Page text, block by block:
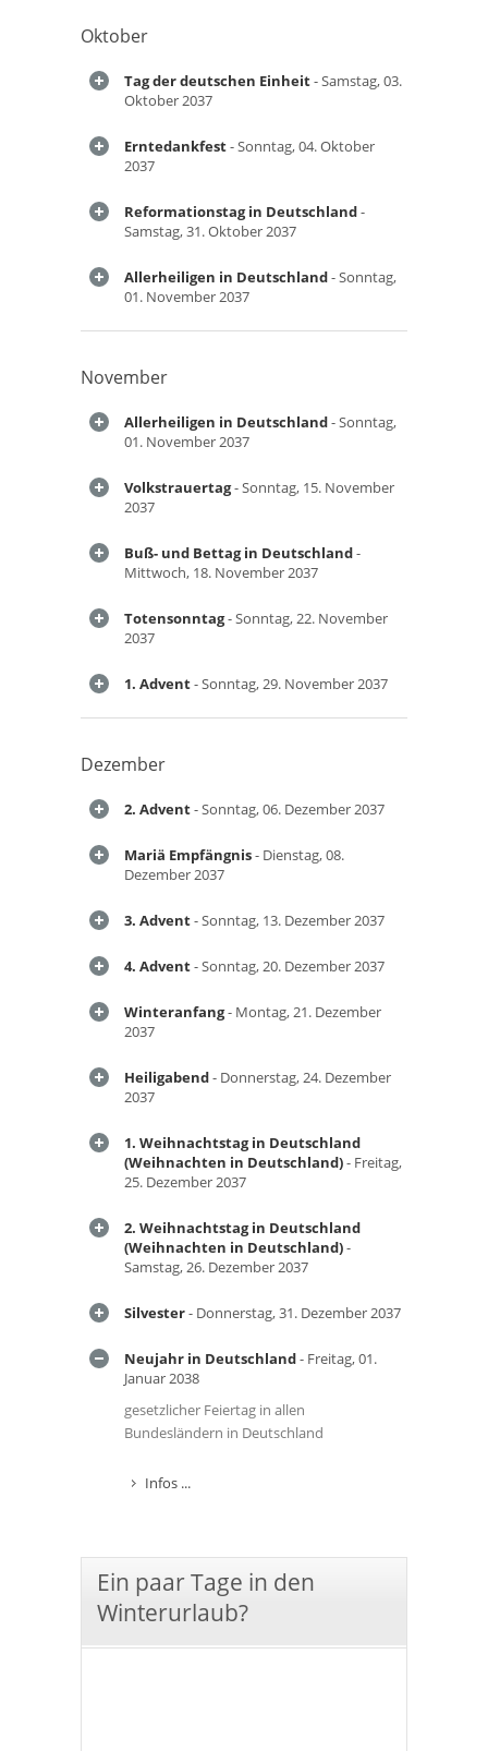
Oktober
Tag der deutschen Einheit- Samstag, 03.
Oktober 2037
Erntedankfest- Sonntag, 04. Oktober
2037
Reformationstag in Deutschland-
Samstag, 31. Oktober 2037
Allerheiligen in Deutschland- Sonntag,
01. November 2037
November
Allerheiligen in Deutschland- Sonntag,
01. November 2037
Volkstrauertag- Sonntag, 15. November
2037
Buß- und Bettag in Deutschland-
Mittwoch, 18. November 2037
Totensonntag- Sonntag, 22. November
2037
1. Advent- Sonntag, 29. November 2037
Dezember
2. Advent- Sonntag, 06. Dezember 2037
Mariä Empfängnis- Dienstag, 08.
Dezember 2037
3. Advent- Sonntag, 13. Dezember 2037
4. Advent- Sonntag, 20. Dezember 2037
Winteranfang- Montag, 21. Dezember
2037
Heiligabend- Donnerstag, 24. Dezember
2037
1. Weihnachtstag in Deutschland
(Weihnachten in Deutschland)- Freitag,
25. Dezember 2037
2. Weihnachtstag in Deutschland
(Weihnachten in Deutschland)-
Samstag, 26. Dezember 2037
Silvester- Donnerstag, 31. Dezember 2037
Neujahr in Deutschland- Freitag, 01.
Januar 2038
gesetzlicher Feiertag in allen
Bundesländern in Deutschland
Infos ...
Ein paar Tage in den
Winterurlaub?